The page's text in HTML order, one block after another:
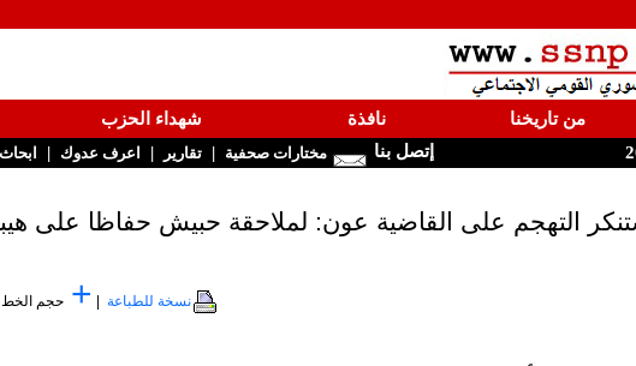
من تاريخنا نافذة شهداء الحزب
إتصل بنا مختارات صحفية | تقارير | اعرف عدوك |
التهجم على القاضية عون: لملاحقة حبيش حفاظا على هيبة
نسخة للطباعة + حجم الخط